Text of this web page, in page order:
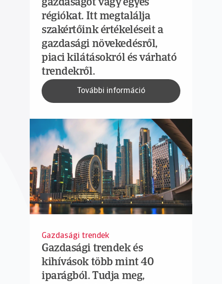
gazdaságot vagy egyes
régiókat. Itt megtalálja
szakértőink értékeléseit a
gazdasági növekedésről,
piaci kilátásokról és várható
trendekről.
További információ
Gazdasági trendek
Gazdasági trendek és
kihívások több mint 40
iparágból. Tudja meg,